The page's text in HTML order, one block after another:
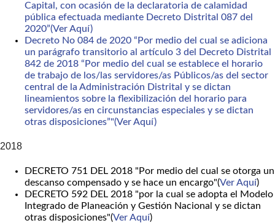
Capital, con ocasión de la declaratoria de calamidad
pública efectuada mediante Decreto Distrital 087 del
2020”(Ver Aquí)
Decreto No 084 de 2020 “Por medio del cual se adiciona
un parágrafo transitorio al artículo 3 del Decreto Distrital
842 de 2018 “Por medio del cual se establece el horario
de trabajo de los/las servidores/as Públicos/as del sector
central de la Administración Distrital y se dictan
lineamientos sobre la flexibilización del horario para
servidores/as en circunstancias especiales y se dictan
otras disposiciones”"(Ver Aquí)
2018
DECRETO 751 DEL 2018 "Por medio del cual se otorga un
descanso compensado y se hace un encargo"(Ver Aquí)
DECRETO 592 DEL 2018 "por la cual se adopta el Modelo
Integrado de Planeación y Gestión Nacional y se dictan
otras disposiciones"(Ver Aquí)